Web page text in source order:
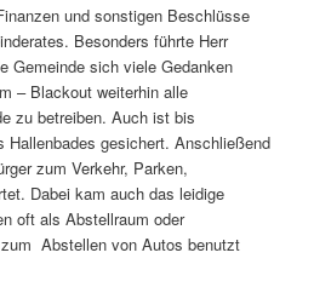
und sonstigen Beschlüsse
Besonders führte Herr
Gemeinde sich viele Gedanken
– Blackout weiterhin alle
zu betreiben. Auch ist bis
Hallenbades gesichert. Anschließend
zum Verkehr, Parken,
Dabei kam auch das leidige
oft als Abstellraum oder
Abstellen von Autos benutzt